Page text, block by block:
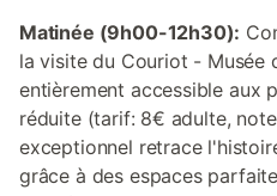
Matinée (9h00-12h30):
la visite du Couriot - Musée
entièrement accessible aux
réduite (tarif: 8€ adulte,
exceptionnel retrace
grâce à des espaces